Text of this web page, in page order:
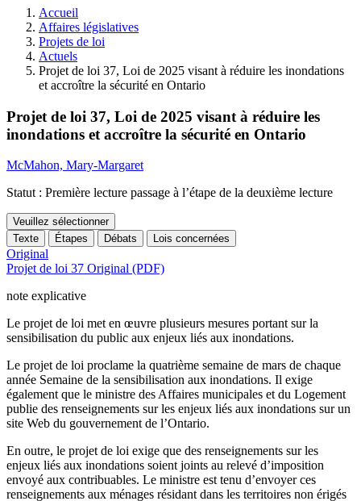
législative.
Accueil
Affaires législatives
Projets de loi
Actuels
Projet de loi 37, Loi de 2025 visant à réduire les inondations
et accroître la sécurité en Ontario
Projet de loi 37, Loi de 2025 visant à réduire les
inondations et accroître la sécurité en Ontario
McMahon, Mary-Margaret
Statut : Première lecture passage à l’étape de la deuxième lecture
Veuillez sélectionner
Texte
Étapes Débats Lois concernées
Original
Projet de loi 37 Original (PDF)
note explicative
Le projet de loi met en œuvre plusieurs mesures portant sur la
sensibilisation du public aux enjeux liés aux inondations.
Le projet de loi proclame la quatrième semaine de mars de chaque
année Semaine de la sensibilisation aux inondations. Il exige
également que le ministre des Affaires municipales et du Logement
publie des renseignements sur les enjeux liés aux inondations sur un
site Web du gouvernement de l’Ontario.
En outre, le projet de loi exige que des renseignements sur les
enjeux liés aux inondations soient joints au relevé d’imposition
envoyé aux contribuables. Le ministre est tenu d’envoyer ces
renseignements aux ménages résidant dans les territoires non érigés